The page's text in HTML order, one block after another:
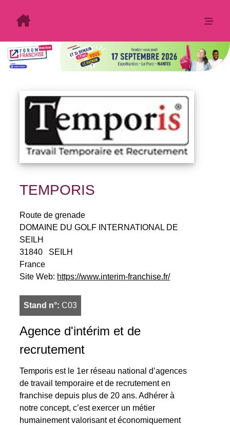
TEMPORIS
Route de grenade
DOMAINE DU GOLF INTERNATIONAL DE
SEILH
31840
SEILH
France
Site Web: https://www.interim-franchise.fr/
Stand n°: C03
Agence d'intérim et de
recrutement
Temporis est le 1er réseau national d’agences
de travail temporaire et de recrutement en
franchise depuis plus de 20 ans. Adhérer à
notre concept, c’est exercer un métier
humainement valorisant et économiquement